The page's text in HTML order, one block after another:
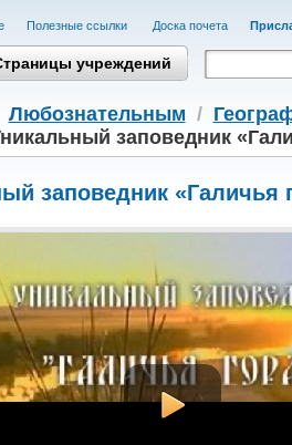
Полезные cсылки Доска почета
учреждений
Любознательным /
заповедник
заповедник «Галичья